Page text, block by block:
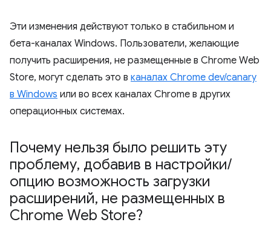
Эти изменения действуют только в стабильном и
бета-каналах Windows. Пользователи, желающие
получить расширения, не размещенные в Chrome Web
Store, могут сделать это в каналах Chrome dev/canary
в Windows или во всех каналах Chrome в других
операционных системах.
Почему нельзя было решить эту
проблему, добавив в настройки/
опцию возможность загрузки
расширений, не размещенных в
Chrome Web Store?